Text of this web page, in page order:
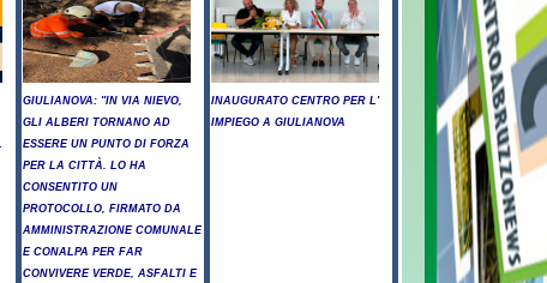
GIULIANOVA: "IN VIA NIEVO,
GLI ALBERI TORNANO AD
ESSERE UN PUNTO DI FORZA
PER LA CITTÀ. LO HA
CONSENTITO UN
PROTOCOLLO, FIRMATO DA
AMMINISTRAZIONE COMUNALE
E CONALPA PER FAR
CONVIVERE VERDE, ASFALTI E
INAUGURATO CENTRO PER L'
IMPIEGO A GIULIANOVA